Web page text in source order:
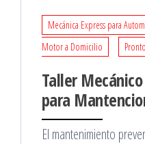
Mecánica Express para
Motor a Domicilio
Taller
para
El mantenimiento